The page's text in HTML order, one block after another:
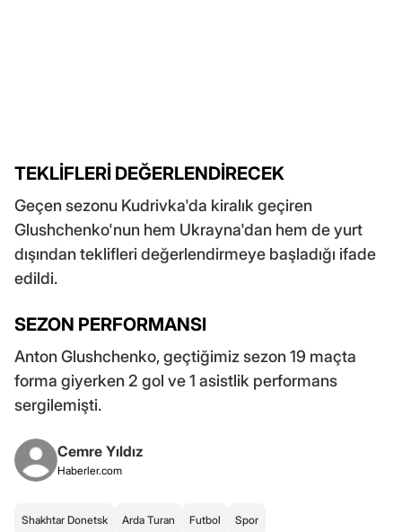
TEKLİFLERİ DEĞERLENDİRECEK
Geçen sezonu Kudrivka'da kiralık geçiren
Glushchenko'nun hem Ukrayna'dan hem de yurt
dışından teklifleri değerlendirmeye başladığı ifade
edildi.
SEZON PERFORMANSI
Anton Glushchenko, geçtiğimiz sezon 19 maçta
forma giyerken 2 gol ve 1 asistlik performans
sergilemişti.
Cemre Yıldız
Haberler.com
Shakhtar Donetsk Arda Turan Futbol Spor